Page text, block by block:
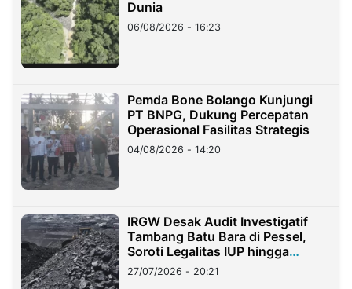
Dunia
06/08/2026 - 16:23
Pemda Bone Bolango Kunjungi
PT BNPG, Dukung Percepatan
Operasional Fasilitas Strategis
04/08/2026 - 14:20
IRGW Desak Audit Investigatif
Tambang Batu Bara di Pessel,
Soroti Legalitas IUP hingga
Stockpile
27/07/2026 - 20:21